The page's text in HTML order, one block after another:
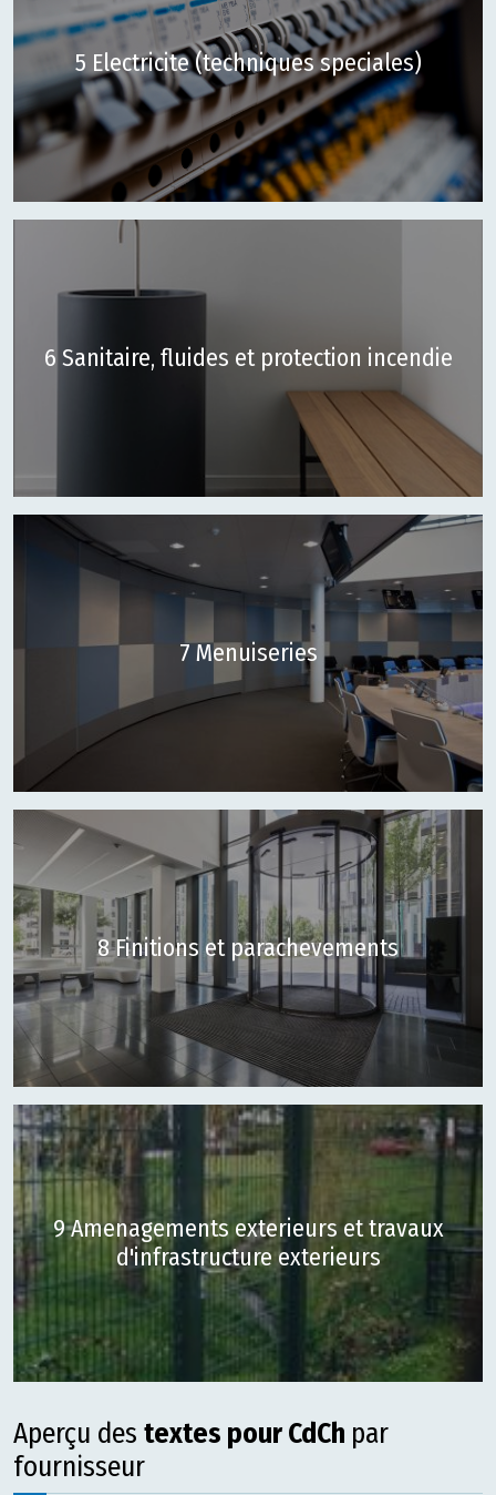
5 Electricite (techniques speciales)
6 Sanitaire, fluides et protection incendie
7 Menuiseries
8 Finitions et parachevements
9 Amenagements exterieurs et travaux
d'infrastructure exterieurs
Aperçu des textes pour CdCh par
fournisseur